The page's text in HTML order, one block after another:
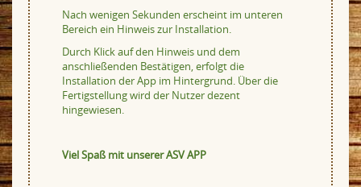
Nach wenigen Sekunden erscheint im unteren
Bereich ein Hinweis zur Installation.
Durch Klick auf den Hinweis und dem
anschließenden Bestätigen, erfolgt die
Installation der App im Hintergrund. Über die
Fertigstellung wird der Nutzer dezent
hingewiesen.
Viel Spaß mit unserer ASV APP